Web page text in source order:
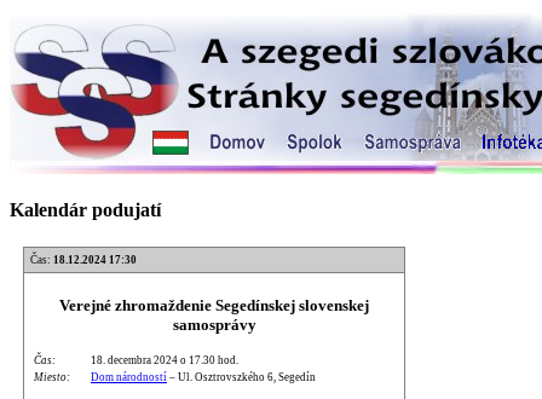
Kalendár podujatí
Čas: 18.12.2024 17:30
Verejné zhromaždenie Segedínskej slovenskej
samosprávy
Čas:
18. decembra 2024 o 17.30 hod.
Miesto:
Dom národností – Ul. Osztrovszkého 6, Segedín